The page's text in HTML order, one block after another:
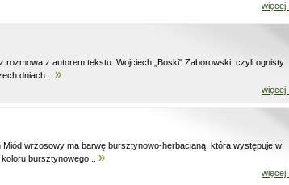
więcej...
rozmowa z autorem tekstu. Wojciech „Boski" Zaborowski, czyli ognisty
dniach... »
więcej...
wrzosowy ma barwę bursztynowo-herbacianą, która występuje w
bursztynowego... »
więcej...